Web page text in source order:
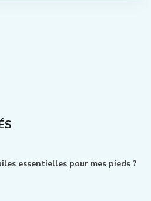
essentielles pour mes pieds ?